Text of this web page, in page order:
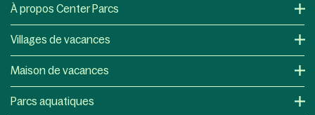
À propos Center Parcs
Villages de vacances
Maison de vacances
Parcs aquatiques